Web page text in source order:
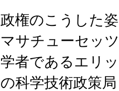
政権のこうした
マサチューセッ
学者であるエリ
の科学技術政策